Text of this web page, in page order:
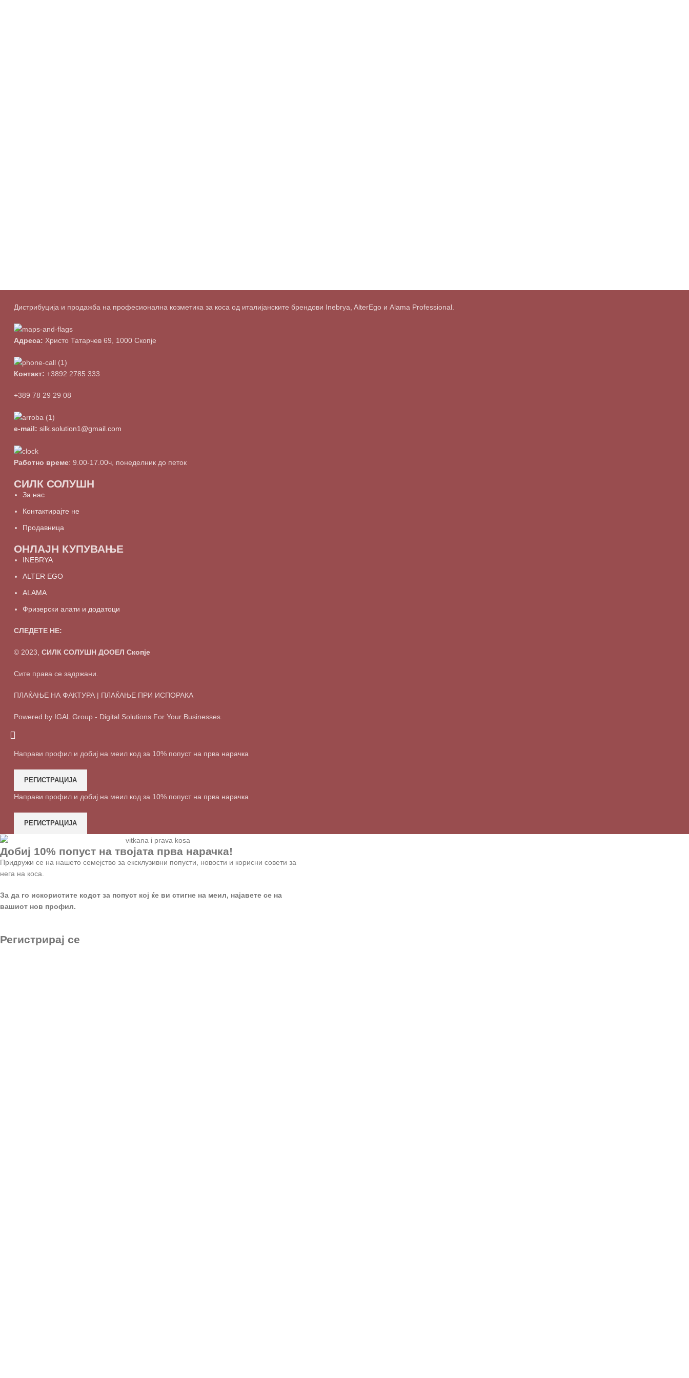
Дистрибуција и продажба на професионална козметика за коса од италијанските брендови Inebrya, AlterEgo и Alama Professional.
Адреса: Христо Татарчев 69, 1000 Скопје
Контакт: +3892 2785 333
+389 78 29 29 08
e-mail: silk.solution1@gmail.com
Работно време: 9.00-17.00ч, понеделник до петок
СИЛК СОЛУШН
За нас
Контактирајте не
Продавница
ОНЛАЈН КУПУВАЊЕ
INEBRYA
ALTER EGO
ALAMA
Фризерски алати и додатоци
СЛЕДЕТЕ НЕ:
© 2023, СИЛК СОЛУШН ДООЕЛ Скопје
Сите права се задржани.
ПЛАЌАЊЕ НА ФАКТУРА | ПЛАЌАЊЕ ПРИ ИСПОРАКА
Powered by IGAL Group - Digital Solutions For Your Businesses.
Направи профил и добиј на меил код за 10% попуст на прва нарачка
РЕГИСТРАЦИЈА
Направи профил и добиј на меил код за 10% попуст на прва нарачка
РЕГИСТРАЦИЈА
Добиј 10% попуст на твојата прва нарачка!
Придружи се на нашето семејство за ексклузивни попусти, новости и корисни совети за
нега на коса.
За да го искористите кодот за попуст кој ќе ви стигне на меил, најавете се на
вашиот нов профил.
Регистрирај се